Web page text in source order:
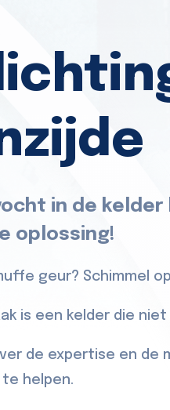
in de kelder
oplossing!
geur? Schimmel
is een kelder die
de expertise en de
helpen.